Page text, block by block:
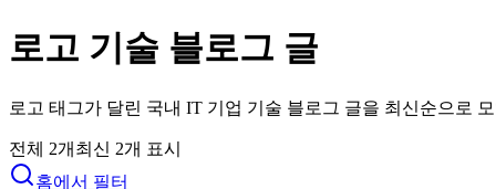
로고 기술 블로그 글
로고 태그가 달린 국내 IT 기업 기술 블로그 글을 최신순으로
전체 2개 최신 2개 표시
홈에서 필터